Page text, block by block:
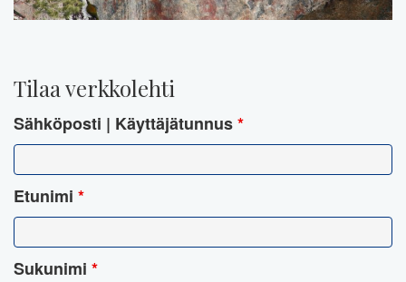
Tilaa verkkolehti
Sähköposti | Käyttäjätunnus*
Etunimi *
Sukunimi *